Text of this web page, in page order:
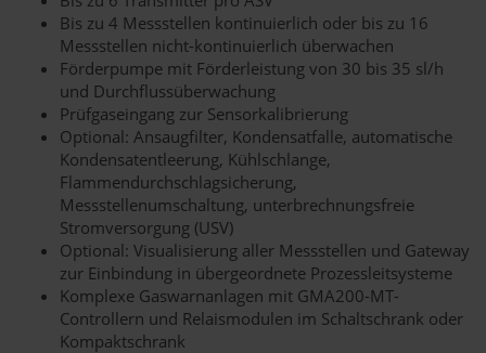
Bis zu 4 Messstellen kontinuierlich oder bis zu 16
Messstellen nicht-kontinuierlich überwachen
Förderpumpe mit Förderleistung von 30 bis 35 sl/h
und Durchflussüberwachung
Prüfgaseingang zur Sensorkalibrierung
Optional: Ansaugfilter, Kondensatfalle, automatische
Kondensatentleerung, Kühlschlange,
Flammendurchschlagsicherung,
Messstellenumschaltung, unterbrechnungsfreie
Stromversorgung (USV)
Optional: Visualisierung aller Messstellen und Gateway
zur Einbindung in übergeordnete Prozessleitsysteme
Komplexe Gaswarnanlagen mit GMA200-MT-
Controllern und Relaismodulen im Schaltschrank oder
Kompaktschrank